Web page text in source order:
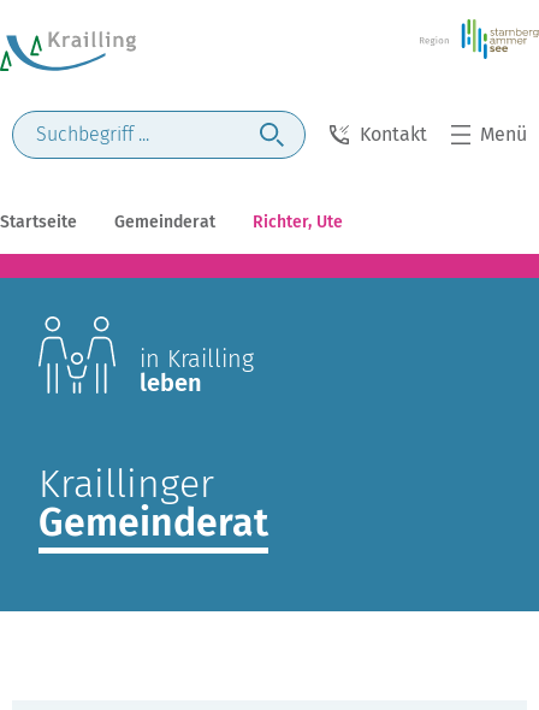
Kontakt Menü
Startseite Gemeinderat Richter, Ute
in Krailling
leben
Kraillinger
Gemeinderat